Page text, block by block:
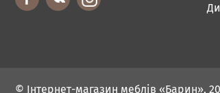
© Інтернет-магазин меблів «Барин»,